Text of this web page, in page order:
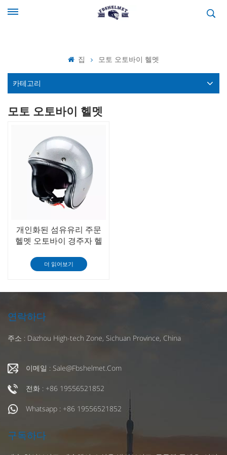
집 모토 오토바이 헬멧
카테고리
모토 오토바이 헬멧
개인화된 섬유유리 주문
헬멧 오토바이 경주자 헬
더 읽어보기
연락하다
주소 : Dazhou High-tech Zone, Sichuan Province, China
이메일 : Sale@fbshelmet.com
전화 : +86 19556521852
Whatsapp : +86 19556521852
구독하다